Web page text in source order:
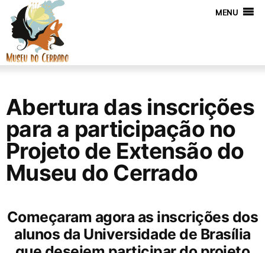
MENU
Abertura das inscrições
para a participação no
Projeto de Extensão do
Museu do Cerrado
Começaram agora as inscrições dos
alunos da Universidade de Brasília